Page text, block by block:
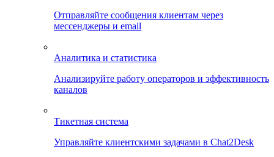
Отправляйте сообщения клиентам через
мессенджеры и email
Аналитика и статистика
Анализируйте работу операторов и эффективность
каналов
Тикетная система
Управляйте клиентскими задачами в Chat2Desk